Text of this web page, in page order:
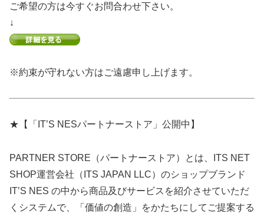
ご希望の方は今すぐお問合わせ下さい。
↓
※約束が守れない方はご遠慮申し上げます。
★【「IT’S NESパートナーストア」公開中】
PARTNER STORE（パートナーストア）とは、ITS NET
SHOP運営会社（ITS JAPAN LLC）のショップブランド
IT’S NES の中から商品及びサービスを紹介させていただ
くシステムで、「価値の創造」をかたちにしてご提案する